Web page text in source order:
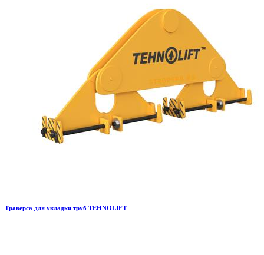
Траверса для укладки труб TEHNOLIFT